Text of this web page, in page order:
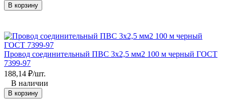
В корзину
Провод соединительный ПВС 3x2,5 мм2 100 м черный ГОСТ
7399-97
188,14 ₽/шт.
В наличии
В корзину